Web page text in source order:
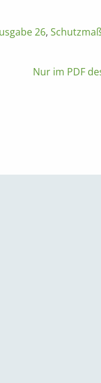
26,
Nur im PDF